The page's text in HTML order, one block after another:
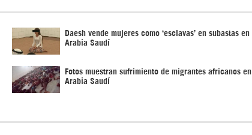
Daesh vende mujeres como ‘esclavas’ en subastas en
Arabia Saudí
Fotos muestran sufrimiento de migrantes africanos en
Arabia Saudí